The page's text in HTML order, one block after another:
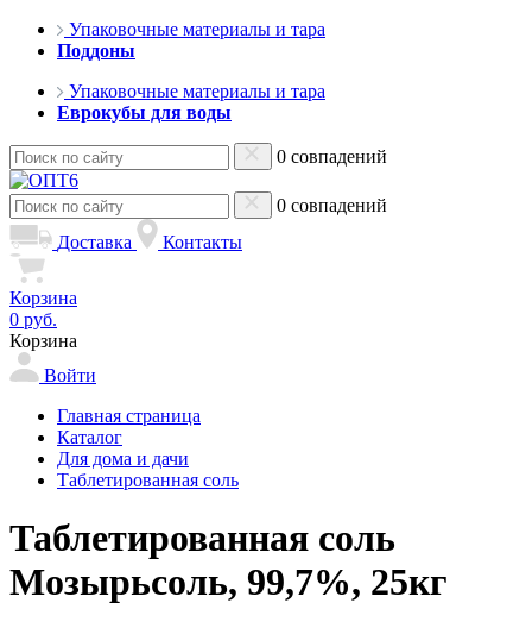
Упаковочные материалы и тара
Поддоны
Упаковочные материалы и тара
Еврокубы для воды
0 совпадений
0 совпадений
Доставка
Контакты
Корзина
0 руб.
Корзина
Войти
Главная страница
Каталог
Для дома и дачи
Таблетированная соль
Таблетированная соль
Мозырьсоль, 99,7%, 25кг